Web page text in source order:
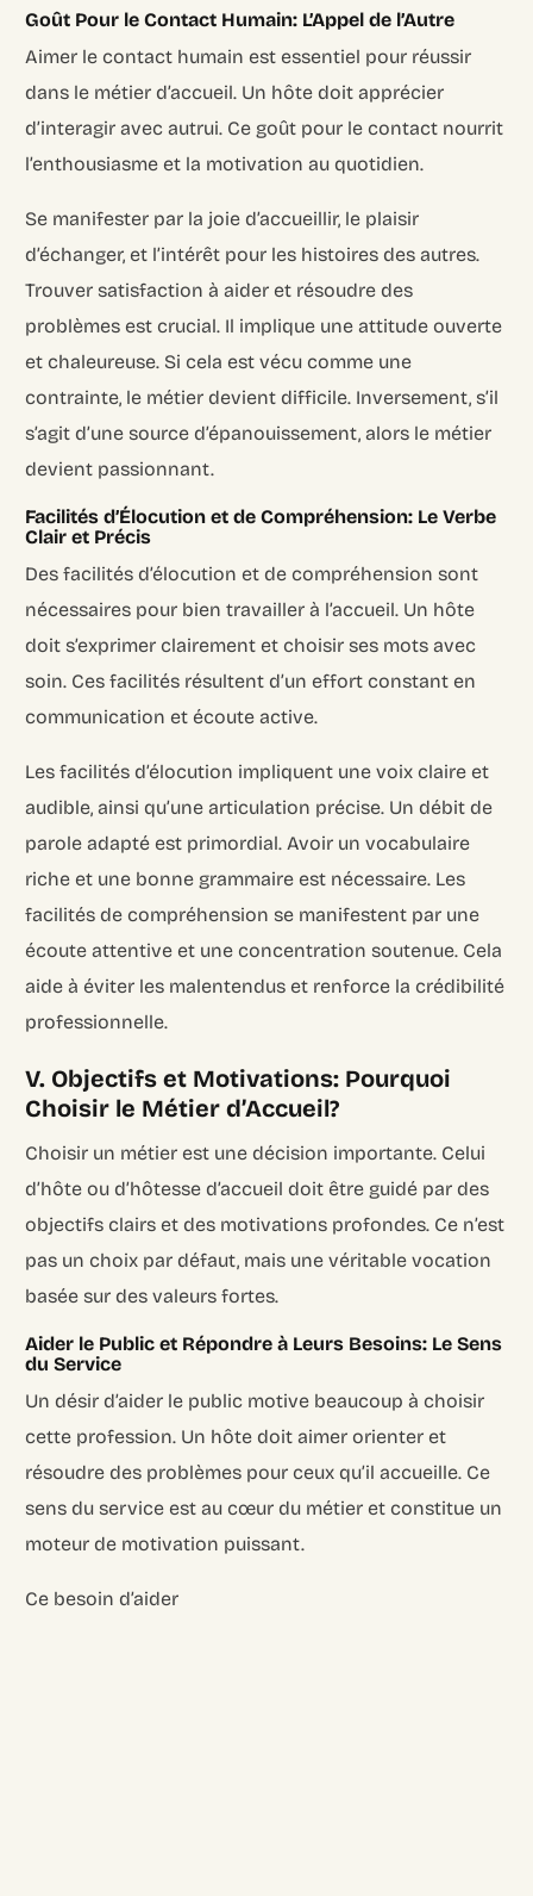
Goût Pour le Contact Humain: L’Appel de l’Autre
Aimer le contact humain est essentiel pour réussir
dans le métier d’accueil. Un hôte doit apprécier
d’interagir avec autrui. Ce goût pour le contact nourrit
l’enthousiasme et la motivation au quotidien.
Se manifester par la joie d’accueillir, le plaisir
d’échanger, et l’intérêt pour les histoires des autres.
Trouver satisfaction à aider et résoudre des
problèmes est crucial. Il implique une attitude ouverte
et chaleureuse. Si cela est vécu comme une
contrainte, le métier devient difficile. Inversement, s’il
s’agit d’une source d’épanouissement, alors le métier
devient passionnant.
Facilités d’Élocution et de Compréhension: Le Verbe
Clair et Précis
Des facilités d’élocution et de compréhension sont
nécessaires pour bien travailler à l’accueil. Un hôte
doit s’exprimer clairement et choisir ses mots avec
soin. Ces facilités résultent d’un effort constant en
communication et écoute active.
Les facilités d’élocution impliquent une voix claire et
audible, ainsi qu’une articulation précise. Un débit de
parole adapté est primordial. Avoir un vocabulaire
riche et une bonne grammaire est nécessaire. Les
facilités de compréhension se manifestent par une
écoute attentive et une concentration soutenue. Cela
aide à éviter les malentendus et renforce la crédibilité
professionnelle.
V. Objectifs et Motivations: Pourquoi
Choisir le Métier d’Accueil?
Choisir un métier est une décision importante. Celui
d’hôte ou d’hôtesse d’accueil doit être guidé par des
objectifs clairs et des motivations profondes. Ce n’est
pas un choix par défaut, mais une véritable vocation
basée sur des valeurs fortes.
Aider le Public et Répondre à Leurs Besoins: Le Sens
du Service
Un désir d’aider le public motive beaucoup à choisir
cette profession. Un hôte doit aimer orienter et
résoudre des problèmes pour ceux qu’il accueille. Ce
sens du service est au cœur du métier et constitue un
moteur de motivation puissant.
Ce besoin d’aider